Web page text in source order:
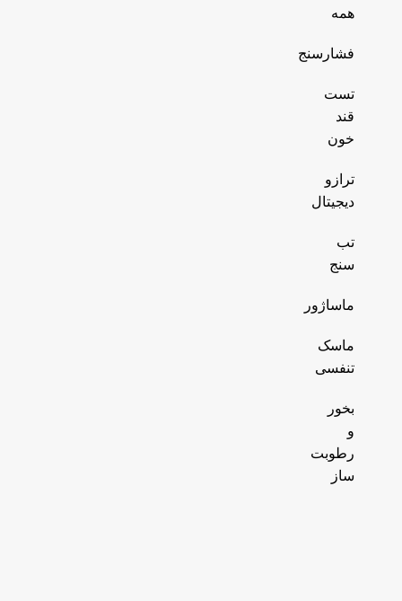
همه
فشارسنج
تست
قند
خون
ترازو
دیجیتال
تب
سنج
ماساژور
ماسک
تنفسی
بخور
و
رطوبت
ساز